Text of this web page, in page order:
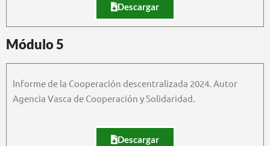
Descargar
Módulo 5
Informe de la Cooperación descentralizada 2024. Autor
Agencia Vasca de Cooperación y Solidaridad.
Descargar